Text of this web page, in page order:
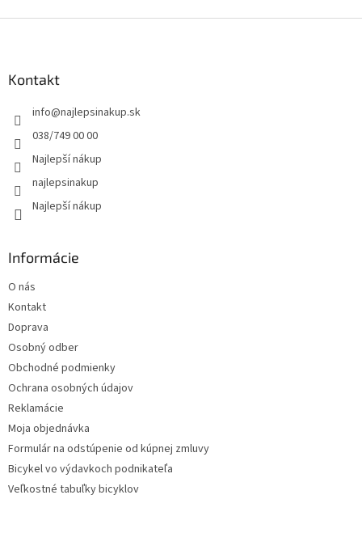
Kontakt
info@najlepsinakup.sk
038/749 00 00
Najlepší nákup
najlepsinakup
Najlepší nákup
Informácie
O nás
Kontakt
Doprava
Osobný odber
Obchodné podmienky
Ochrana osobných údajov
Reklamácie
Moja objednávka
Formulár na odstúpenie od kúpnej zmluvy
Bicykel vo výdavkoch podnikateľa
Veľkostné tabuľky bicyklov